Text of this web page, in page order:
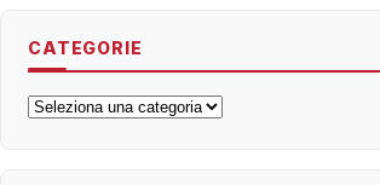
CATEGORIE
Categorie